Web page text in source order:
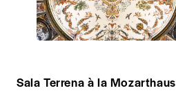
Sala Terrena à la Mozarthaus